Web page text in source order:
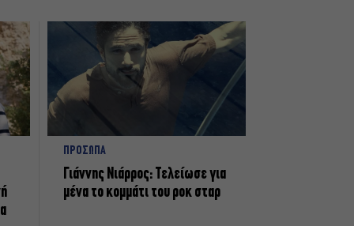
ΠΡΟΣΩΠΑ
Γιάννης Νιάρρος: Τελείωσε για
μένα το κομμάτι του ροκ σταρ